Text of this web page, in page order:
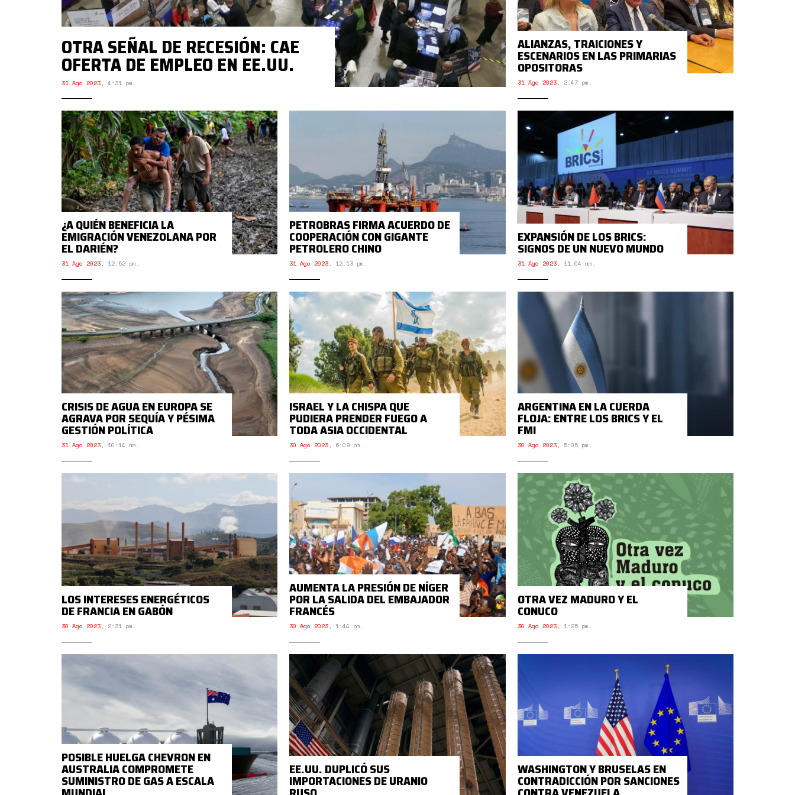
OTRA SEÑAL DE RECESIÓN: CAE
OFERTA DE EMPLEO EN EE.UU.
31 Ago 2023, 4:31 pm.
ALIANZAS, TRAICIONES Y
ESCENARIOS EN LAS PRIMARIAS
OPOSITORAS
31 Ago 2023, 2:47 pm.
¿A QUIÉN BENEFICIA LA
EMIGRACIÓN VENEZOLANA POR
EL DARIÉN?
31 Ago 2023, 12:52 pm.
PETROBRAS FIRMA ACUERDO DE
COOPERACIÓN CON GIGANTE
PETROLERO CHINO
31 Ago 2023, 12:13 pm.
EXPANSIÓN DE LOS BRICS:
SIGNOS DE UN NUEVO MUNDO
31 Ago 2023, 11:04 am.
CRISIS DE AGUA EN EUROPA SE
AGRAVA POR SEQUÍA Y PÉSIMA
GESTIÓN POLÍTICA
31 Ago 2023, 10:14 am.
ISRAEL Y LA CHISPA QUE
PUDIERA PRENDER FUEGO A
TODA ASIA OCCIDENTAL
30 Ago 2023, 6:09 pm.
ARGENTINA EN LA CUERDA
FLOJA: ENTRE LOS BRICS Y EL
FMI
30 Ago 2023, 5:05 pm.
LOS INTERESES ENERGÉTICOS
DE FRANCIA EN GABÓN
30 Ago 2023, 2:31 pm.
AUMENTA LA PRESIÓN DE NÍGER
POR LA SALIDA DEL EMBAJADOR
FRANCÉS
30 Ago 2023, 1:44 pm.
OTRA VEZ MADURO Y EL
CONUCO
30 Ago 2023, 1:25 pm.
POSIBLE HUELGA CHEVRON EN
AUSTRALIA COMPROMETE
SUMINISTRO DE GAS A ESCALA
EE.UU. DUPLICÓ SUS
IMPORTACIONES DE URANIO
WASHINGTON Y BRUSELAS EN
CONTRADICCIÓN POR SANCIONES